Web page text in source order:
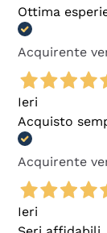
Ottima
Acquirente
Ieri
Acquisto
Acquirente
Ieri